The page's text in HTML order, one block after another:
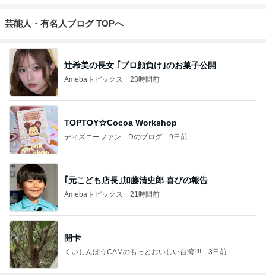
芸能人・有名人ブログ TOPへ
辻希美の長女 ｢プロ顔負け｣のお菓子公開
Amebaトピックス 23時間前
TOPTOY☆Cocoa Workshop
ディズニーファン Dのブログ 9日前
｢元こども店長｣加藤清史郎 喜びの報告
Amebaトピックス 21時間前
開卡
くいしんぼうCAMのもっとおいしい台湾!!!! 3日前